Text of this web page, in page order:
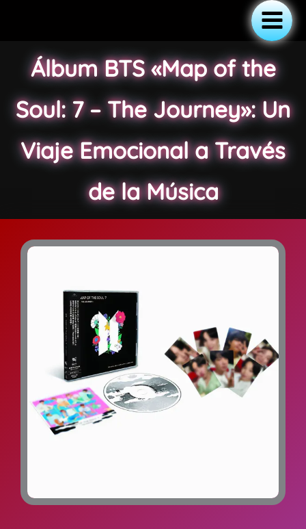
contenido
Main
Menu
Álbum BTS «Map of the
Soul: 7 – The Journey»: Un
Viaje Emocional a Través
de la Música